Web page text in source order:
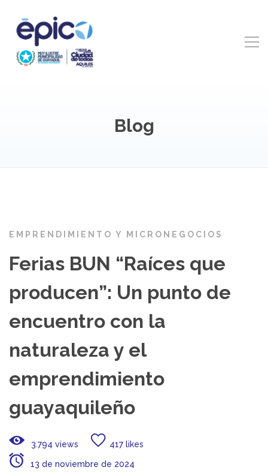
Blog
EMPRENDIMIENTO Y MICRONEGOCIOS
Ferias BUN “Raíces que
producen”: Un punto de
encuentro con la
naturaleza y el
emprendimiento
guayaquileño
3.794 views 417 likes
13 de noviembre de 2024